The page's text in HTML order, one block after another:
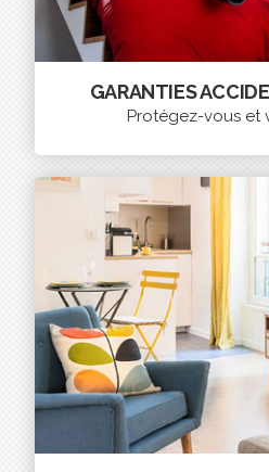
GARANTIES
Protégez-vous et